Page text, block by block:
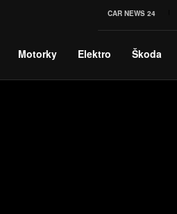
CAR NEWS 24
Motorky Elektro Škoda